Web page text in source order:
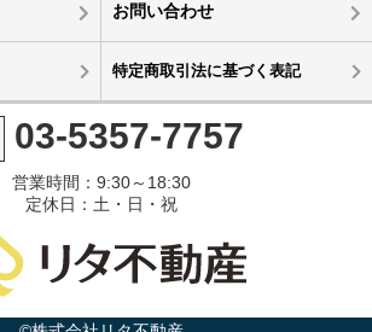
お問い合わせ
特定商取引法に基づく表記
03-5357-7757
営業時間：9:30～18:30
定休日：土・日・祝